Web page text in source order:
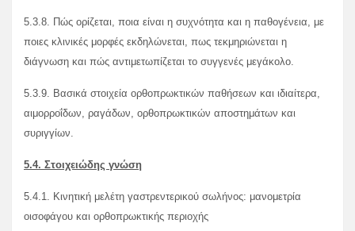
5.3.8. Πώς ορίζεται, ποια είναι η συχνότητα και η παθογένεια, με
ποιες κλινικές μορφές εκδηλώνεται, πως τεκμηριώνεται η
διάγνωση και πώς αντιμετωπίζεται το συγγενές μεγάκολο.
5.3.9. Βασικά στοιχεία ορθοπρωκτικών παθήσεων και ιδιαίτερα,
αιμορροΐδων, ραγάδων, ορθοπρωκτικών αποστημάτων και
συριγγίων.
5.4. Στοιχειώδης γνώση
5.4.1. Κινητική μελέτη γαστρεντερικού σωλήνος: μανομετρία
οισοφάγου και ορθοπρωκτικής περιοχής